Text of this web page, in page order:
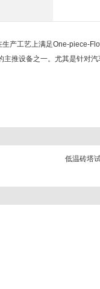
生产工艺上满足One-piece-
产的主推设备之一。尤其
低温砖塔